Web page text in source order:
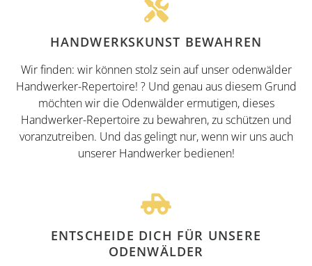
HANDWERKSKUNST BEWAHREN
Wir finden: wir können stolz sein auf unser odenwälder
Handwerker-Repertoire! ? Und genau aus diesem Grund
möchten wir die Odenwälder ermutigen, dieses
Handwerker-Repertoire zu bewahren, zu schützen und
voranzutreiben. Und das gelingt nur, wenn wir uns auch
unserer Handwerker bedienen!
ENTSCHEIDE DICH FÜR UNSERE
ODENWÄLDER